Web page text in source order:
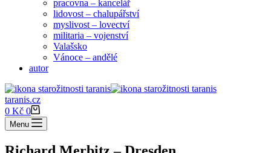
pracovna – kancelář
lidovost – chalupářství
myslivost – lovectví
militaria – vojenství
Valašsko
Vánoce – andělé
autor
taranis.cz
Shopping
cart
0 Kč 0
Menu